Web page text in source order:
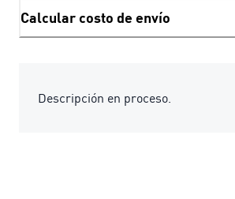
Calcular costo de envío
Descripción en proceso.